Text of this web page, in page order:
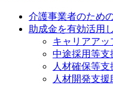
介護事業者のため
助成金を有効活用
キャリアアッ
中途採用等支
人材確保等支
人材開発支援